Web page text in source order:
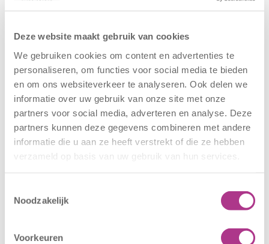
Deze website maakt gebruik van cookies
We gebruiken cookies om content en advertenties te
personaliseren, om functies voor social media te bieden
en om ons websiteverkeer te analyseren. Ook delen we
informatie over uw gebruik van onze site met onze
partners voor social media, adverteren en analyse. Deze
partners kunnen deze gegevens combineren met andere
informatie die u aan ze heeft verstrekt of die ze hebben
verzameld op basis van uw gebruik van hun services.
Noodzakelijk
Voorkeuren
Gerelateerde berichten
– Sport BSO
16 juli 2026